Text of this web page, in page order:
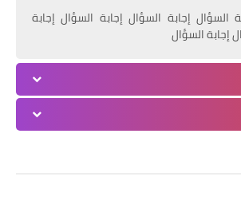
السؤال إجابة السؤال إجابة السؤال إجابة
إجابة السؤال